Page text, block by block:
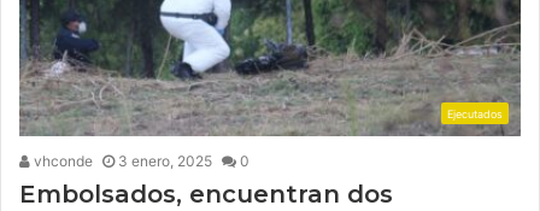
Ejecutados
vhconde 3 enero, 2025 0
Embolsados, encuentran dos